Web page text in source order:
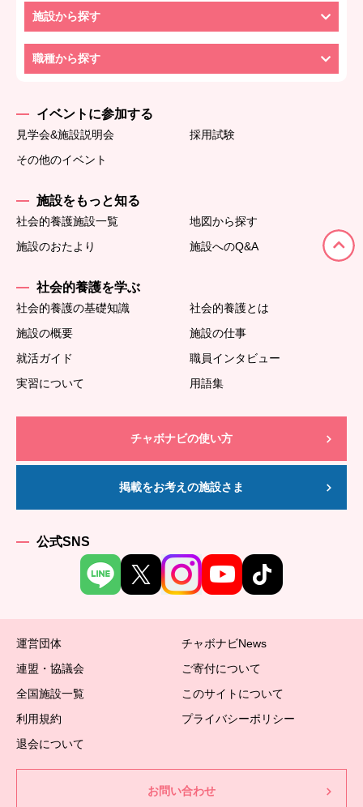
施設から探す
職種から探す
イベントに参加する
見学会&施設説明会
採用試験
その他のイベント
施設をもっと知る
社会的養護施設一覧
地図から探す
施設のおたより
施設へのQ&A
社会的養護を学ぶ
社会的養護の基礎知識
社会的養護とは
施設の概要
施設の仕事
就活ガイド
職員インタビュー
実習について
用語集
チャボナビの使い方
掲載をお考えの施設さま
公式SNS
運営団体
チャボナビNews
連盟・協議会
ご寄付について
全国施設一覧
このサイトについて
利用規約
プライバシーポリシー
退会について
お問い合わせ